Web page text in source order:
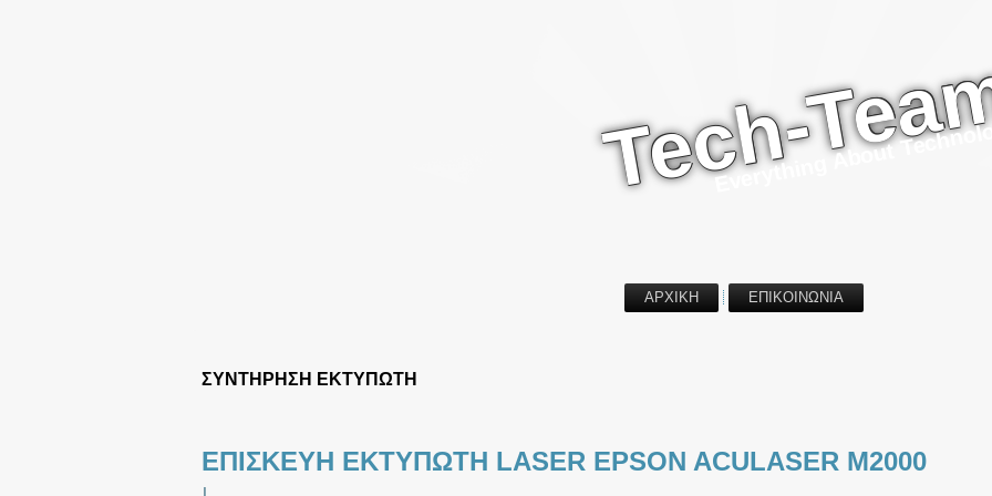
Tech-Everything About Technology
ΑΡΧΙΚΗ ΕΠΙΚΟΙΝΩΝΙΑ
ΣΥΝΤΗΡΗΣΗ ΕΚΤΥΠΩΤΗ
ΕΠΙΣΚΕΥΗ ΕΚΤΥΠΩΤΗ LASER EPSON ACULASER M2000